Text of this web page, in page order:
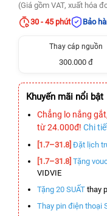
(Giá gồm VAT, xuất hóa
30 - 45 phút
Bảo
Thay cáp nguồn
300.000 đ
Khuyến mãi nổi bật
Chẳng lo nắng
từ 24.000đ! Chi
[1.7–31.8] Đặt lịch
[1.7–31.8] Tặng
VIDVIE
Tặng 20 SUẤT thay
Thay pin điện thoại